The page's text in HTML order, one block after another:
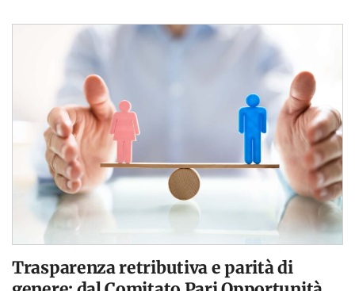
Trasparenza retributiva e parità di